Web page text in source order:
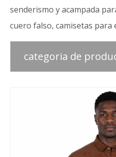
Tienda
senderismo y acampada
cuero falso, camisetas para
categoria de